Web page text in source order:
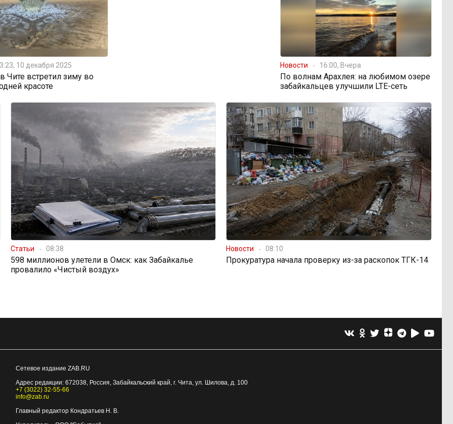
10 декабря 2025
встретил зиму во
красоте
Новости 16:00, Вчера
По волнам Арахлея: на любимом озере
забайкальцев улучшили LTE-сеть
Статьи 08:38
598 миллионов улетели в Омск: как Забайкалье
провалило «Чистый воздух»
Новости 08:10
Прокуратура начала проверку из-за раскопок ТГК-14
Сетевое издание ZAB.RU
Адрес редакции: 672038, Россия, Забайкальский край, г. Чита, ул. Шилова, д. 100
+7 (3022) 32-55-66
info@zab.ru
Главный редактор Кондратьев Н. В.